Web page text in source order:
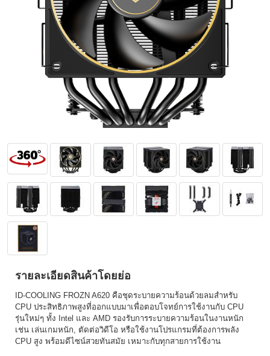
รายละเอียดสินค้าโดยย่อ
ID-COOLING FROZN A620 คือชุดระบายความร้อนด้วยลมสำหรับ
CPU ประสิทธิภาพสูงที่ออกแบบมาเพื่อตอบโจทย์การใช้งานกับ CPU
รุ่นใหม่ๆ ทั้ง Intel และ AMD รองรับการระบายความร้อนในงานหนัก
เช่น เล่นเกมหนัก, ตัดต่อวิดีโอ หรือใช้งานโปรแกรมที่ต้องการพลัง
CPU สูง พร้อมดีไซน์สวยทันสมัย เหมาะกับทุกสายการใช้งาน